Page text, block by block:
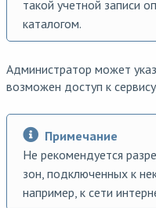
такой учетной записи
каталогом.
Администратор может
возможен доступ к
Примечание
Не рекомендуется
зон, подключенных к
например, к сети